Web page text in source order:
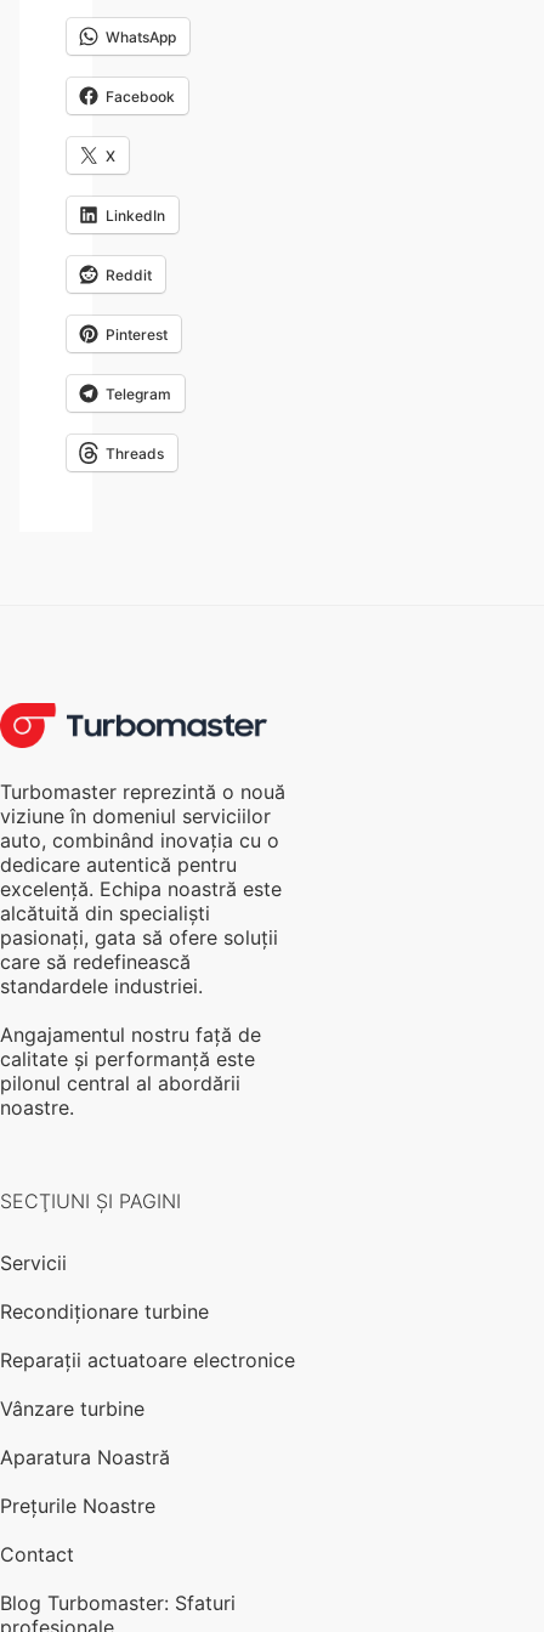
WhatsApp
Facebook
X
LinkedIn
Reddit
Pinterest
Telegram
Threads
Turbomaster reprezintă o nouă
viziune în domeniul serviciilor
auto, combinând inovația cu o
dedicare autentică pentru
excelență. Echipa noastră este
alcătuită din specialiști
pasionați, gata să ofere soluții
care să redefinească
standardele industriei.
Angajamentul nostru față de
calitate și performanță este
pilonul central al abordării
noastre.
SECŢIUNI ŞI PAGINI
Servicii
Recondiționare turbine
Reparații actuatoare electronice
Vânzare turbine
Aparatura Noastră
Prețurile Noastre
Contact
Blog Turbomaster: Sfaturi